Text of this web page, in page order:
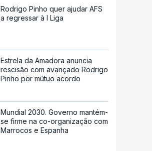
Rodrigo Pinho quer ajudar AFS
a regressar à I Liga
Estrela da Amadora anuncia
rescisão com avançado Rodrigo
Pinho por mútuo acordo
Mundial 2030. Governo mantém-
se firme na co-organização com
Marrocos e Espanha